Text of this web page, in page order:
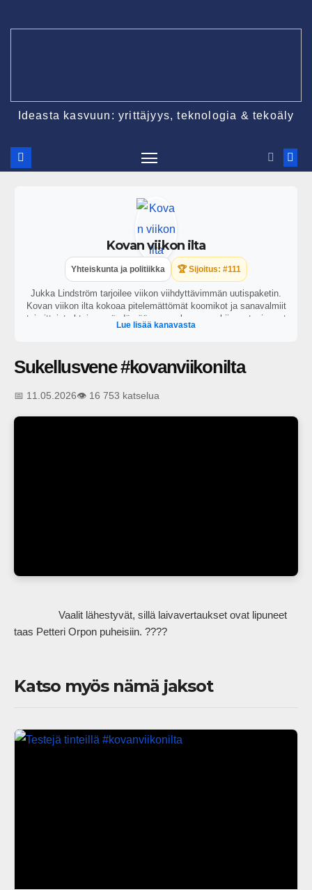
Ideasta kasvuun: yrittäjyys, teknologia & tekoäly
Kovan viikon ilta
Yhteiskunta ja politiikka 🏆 Sijoitus: #111
Jukka Lindström tarjoilee viikon viihdyttävimmän uutispaketin.
Kovan viikon ilta kokoaa pitelemättömät koomikot ja sanavalmiit
toimittajat yhteisen pöydän ääreen perkaamaan kiinnostavimmat
ajankohtaiset puheenaiheet. https://areena.yle.fi/1-64828919?
Lue lisää kanavasta
Sukellusvene #kovanviikonilta
📅 11.05.2026👁️ 16 753 katselua
taas Petteri Orpon puheisiin. ????
Katso myös nämä jaksot